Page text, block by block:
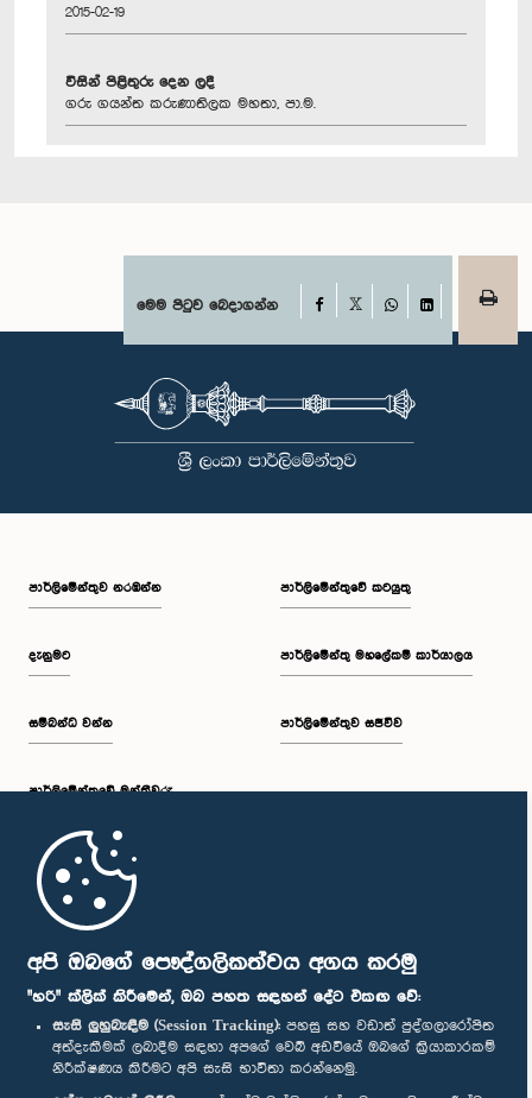
අපි ඔබගේ පෞද්ගලිකත්වය අගය කරමු
"හරි" ක්ලික් කිරීමෙන්, ඔබ පහත සඳහන් දේට එකඟ වේ:
සැසි ලුහුබැඳීම (Session Tracking): පහසු සහ වඩාත් පුද්ගලාරෝපිත
අත්දැකීමක් ලබාදීම සඳහා අපගේ වෙබ් අඩවියේ ඔබගේ ක්‍රියාකාරකම්
නිරීක්ෂණය කිරීමට අපි සැසි භාවිතා කරන්නෙමු.
2015-02-19
විසින් පිළිතුරු දෙන ලදී
ගරු ගයන්ත කරුණාතිලක මහතා, පා.ම.
මෙම පිටුව බෙදාගන්න Facebook
WhatsAppLinkedIn
පාර්ලි‌මේන්තුව නරඹන්න
දැනුමට
සම්බන්ධ වන්න
පාර්ලි‌මේන්තුවේ මන්ත්‍රීවරු
මුල් පිටුව
පාර්ලිමේන්තුවේ කටයුතු
පාර්ලිමේන්තු මහලේකම් කාර්යාලය
පාර්ලිමේන්තුව සජීවීව
පාර්ලිමේන්තු ජංගම යෙදුම
අප හා සම්බන්ධ වී සිටින්න :